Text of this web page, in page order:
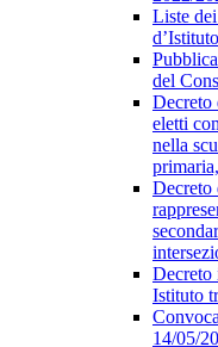
Liste
del
Decreto
eletti
nella
Decreto
Decreto
Istituto
14/05/